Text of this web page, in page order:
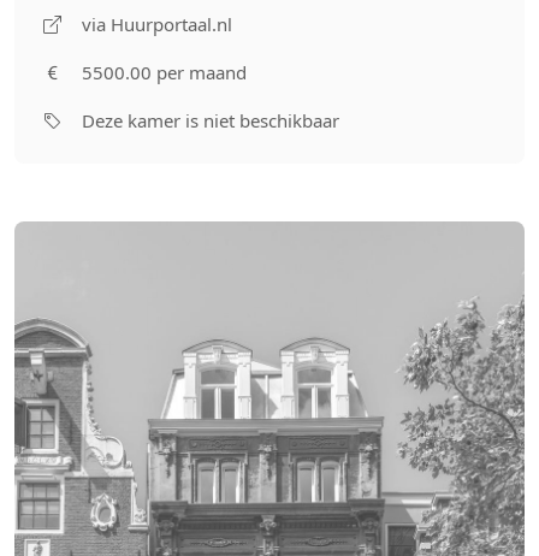
via Huurportaal.nl
5500.00 per maand
Deze kamer is niet beschikbaar